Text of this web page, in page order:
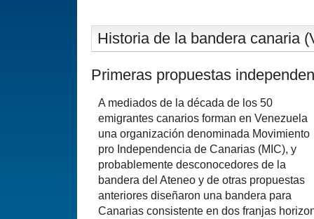
Historia de la bandera canaria
Primeras propuestas
A mediados de la década de los 50
emigrantes canarios forman en Venezuela
una organización denominada Movimiento
pro Independencia de Canarias (MIC), y
probablemente desconocedores de la
bandera del Ateneo y de otras propuestas
anteriores diseñaron una bandera para
Canarias consistente en dos franjas